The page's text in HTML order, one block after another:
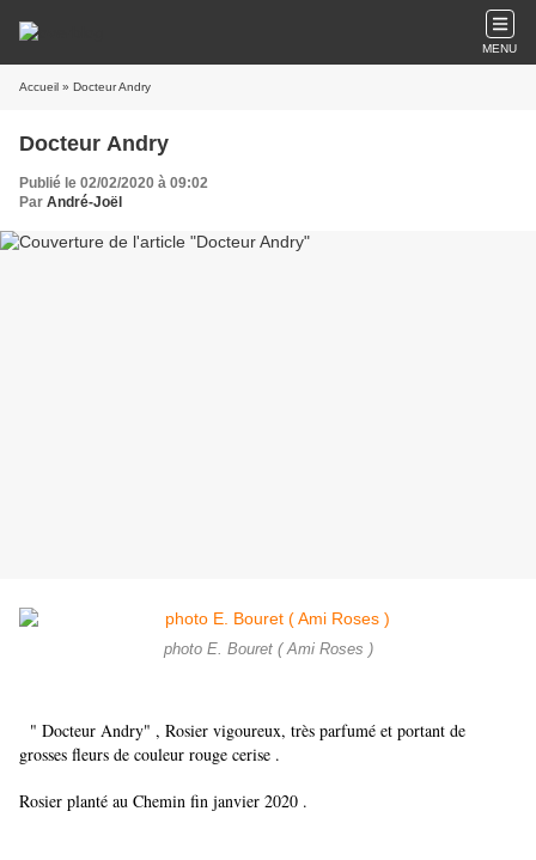
MENU
Accueil » Docteur Andry
Docteur Andry
Publié le 02/02/2020 à 09:02
Par André-Joël
photo E. Bouret ( Ami Roses )
" Docteur Andry" , Rosier vigoureux, très parfumé et portant de
grosses fleurs de couleur rouge cerise .
Rosier planté au Chemin fin janvier 2020 .